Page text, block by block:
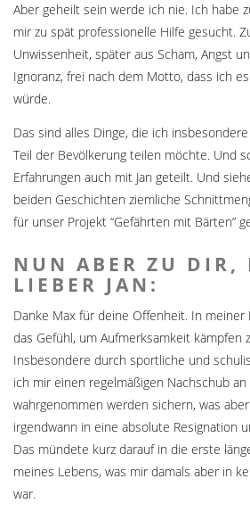
Aber geheilt sein werde ich nie. Ich habe
mir zu spät professionelle Hilfe gesucht.
Unwissenheit, später aus Scham, Angst
Ignoranz, frei nach dem Motto, dass ich
würde.
Das sind alles Dinge, die ich
Teil der Bevölkerung teilen möchte. Und
Erfahrungen auch mit Jan geteilt. Und
beiden Geschichten ziemliche
für unser Projekt “Gefährten mit Bärten”
NUN ABER ZU DIR,
LIEBER JAN:
Danke Max für deine Offenheit. In
das Gefühl, um Aufmerksamkeit kämpfen
Insbesondere durch sportliche und
ich mir einen regelmäßigen Nachschub
wahrgenommen werden sichern, was
irgendwann in eine absolute Resignation
Das mündete kurz darauf in die erste
meines Lebens, was mir damals aber in
war.